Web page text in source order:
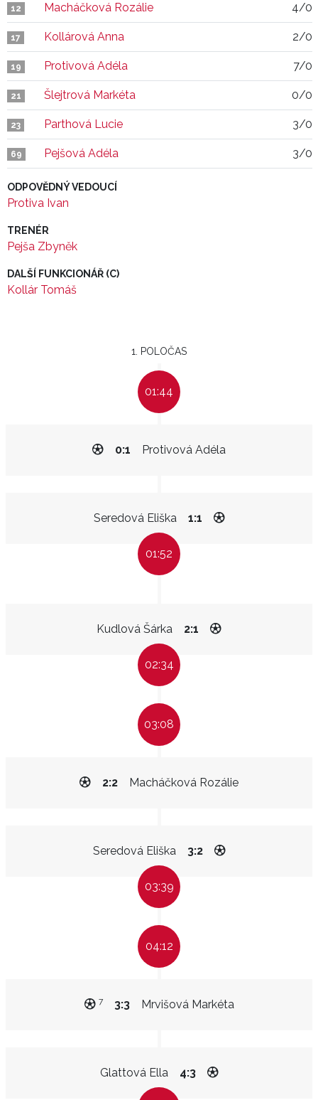
12 Macháčková Rozálie 4/0
17 Kollárová Anna 2/0
19 Protivová Adéla 7/0
21 Šlejtrová Markéta 0/0
23 Parthová Lucie 3/0
69 Pejšová Adéla 3/0
ODPOVĚDNÝ VEDOUCÍ
Protiva Ivan
TRENÉR
Pejša Zbyněk
DALŠÍ FUNKCIONÁŘ (C)
Kollár Tomáš
1. POLOČAS
01:44
Protivová Adéla
0:1
Seredová Eliška 1:1
01:52
Kudlová Šárka 2:1
02:34
03:08
Macháčková Rozálie
2:2
Seredová Eliška 3:2
03:39
04:12
Mrvišová Markéta
3:3
7
Glattová Ella 4:3